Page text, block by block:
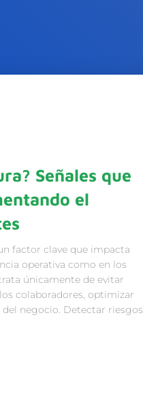
Señales que
el
factor clave que impacta
operativa como en los
únicamente de evitar
colaboradores, optimizar
negocio. Detectar riesgos